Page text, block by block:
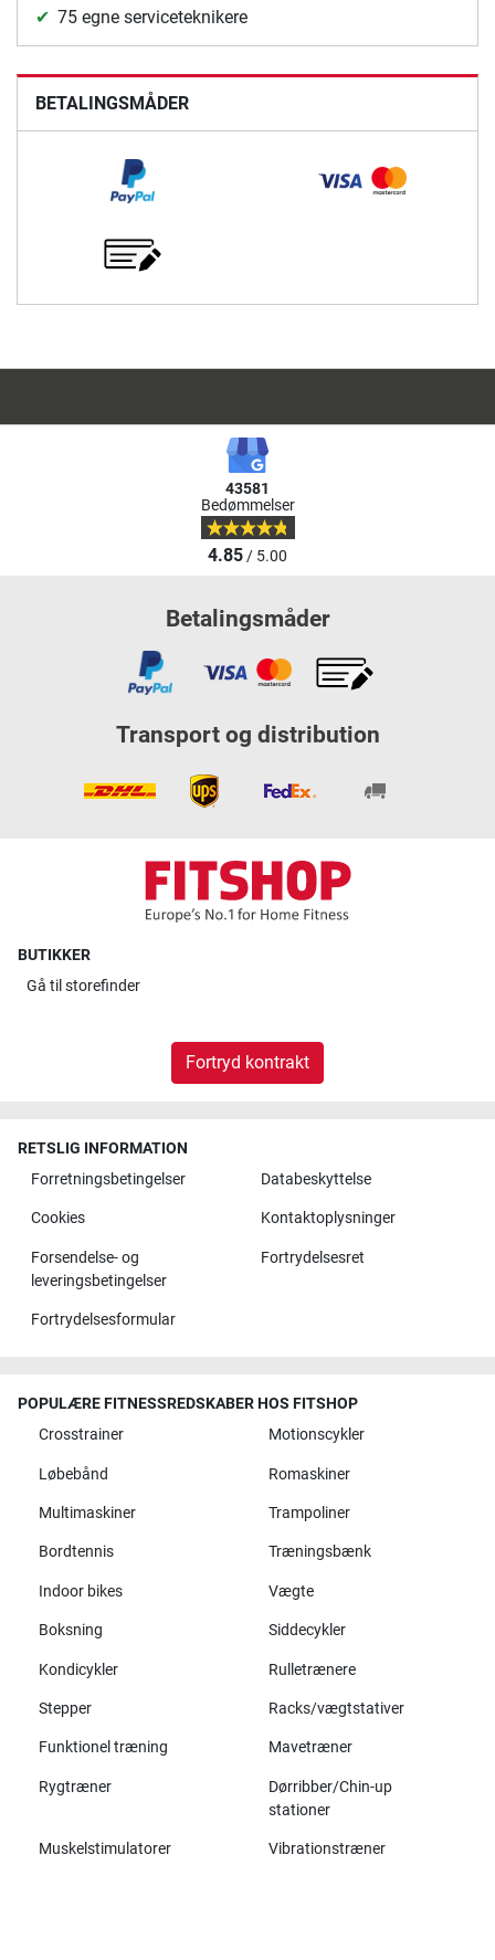
75 egne serviceteknikere
BETALINGSMÅDER
43581
Bedømmelser
4.85/ 5.00
Betalingsmåder
Transport og distribution
BUTIKKER
Gå tilstorefinder
Fortryd kontrakt
RETSLIG INFORMATION
Forretningsbetingelser
Databeskyttelse
Cookies Kontaktoplysninger
Forsendelse- og
leveringsbetingelser
Fortrydelsesret
Fortrydelsesformular
POPULÆRE FITNESSREDSKABER HOS FITSHOP
Crosstrainer
Motionscykler
Løbebånd Romaskiner
Multimaskiner Trampoliner
Bordtennis Træningsbænk
Indoor bikes Vægte
Boksning Siddecykler
Kondicykler Rulletrænere
Stepper Racks/vægtstativer
Funktionel træning Mavetræner
Rygtræner
Dørribber/Chin-up
stationer
Muskelstimulatorer Vibrationstræner